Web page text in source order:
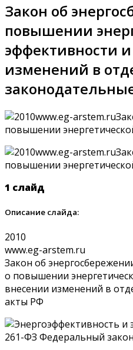
Закон об
повышении
эффективности
изменений в
1 слайд
Описание слайда:
2010
www.eg-arstem.ru
Закон об
о повышении
внесении изменений в
акты РФ